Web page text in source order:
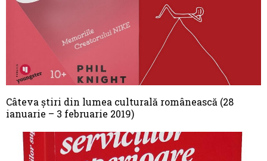
Câteva știri din lumea culturală românească (28
ianuarie – 3 februarie 2019)